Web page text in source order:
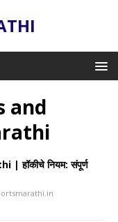
and
हॉकीचे नियम: संपूर्ण